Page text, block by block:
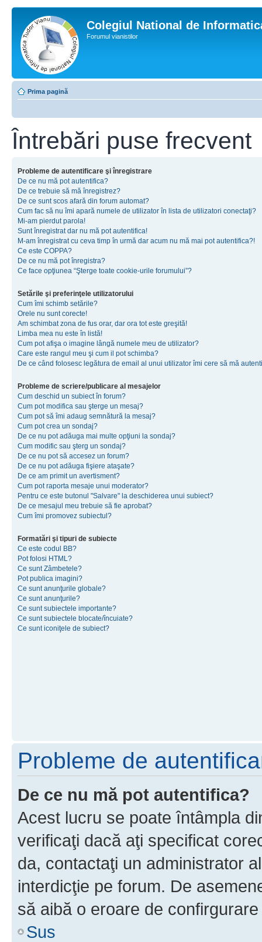
Colegiul National de
Forumul vianistilor
Prima pagină
Întrebări puse frecvent
Probleme de autentificare şi înregistrare
De ce nu mă pot autentifica?
De ce trebuie să mă înregistrez?
De ce sunt scos afară din forum automat?
Cum fac să nu îmi apară numele de utilizator în lista de utilizatori conectaţi?
Mi-am pierdut parola!
Sunt înregistrat dar nu mă pot autentifica!
M-am înregistrat cu ceva timp în urmă dar acum nu mă mai pot autentifica?!
Ce este COPPA?
De ce nu mă pot înregistra?
Ce face opţiunea “Şterge toate cookie-urile forumului”?
Setările şi preferinţele utilizatorului
Cum îmi schimb setările?
Orele nu sunt corecte!
Am schimbat zona de fus orar, dar ora tot este greşită!
Limba mea nu este în listă!
Cum pot afişa o imagine lângă numele meu de utilizator?
Care este rangul meu şi cum il pot schimba?
De ce când folosesc legătura de email al unui utilizator îmi cere să mă
Probleme de scriere/publicare al mesajelor
Cum deschid un subiect în forum?
Cum pot modifica sau şterge un mesaj?
Cum pot să îmi adaug semnătură la mesaj?
Cum pot crea un sondaj?
De ce nu pot adăuga mai multe opţiuni la sondaj?
Cum modific sau şterg un sondaj?
De ce nu pot să accesez un forum?
De ce nu pot adăuga fişiere ataşate?
De ce am primit un avertisment?
Cum pot raporta mesaje unui moderator?
Pentru ce este butonul "Salvare" la deschiderea unui subiect?
De ce mesajul meu trebuie să fie aprobat?
Cum îmi promovez subiectul?
Formatări şi tipuri de subiecte
Ce este codul BB?
Pot folosi HTML?
Ce sunt Zâmbetele?
Pot publica imagini?
Ce sunt anunţurile globale?
Ce sunt anunţurile?
Ce sunt subiectele importante?
Ce sunt subiectele blocate/încuiate?
Ce sunt iconiţele de subiect?
Probleme de
De ce nu mă pot autentifica?
Acest lucru se poate întâmpla
verificaţi dacă aţi specificat
da, contactaţi un administrator
interdicţie pe forum. De
să aibă o eroare de
Sus